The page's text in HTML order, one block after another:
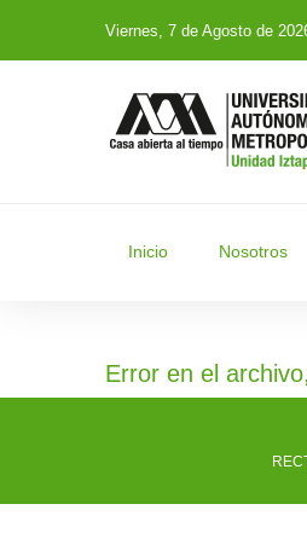
Viernes, 7 de Agosto de
Inicio Nosotros
Error en el